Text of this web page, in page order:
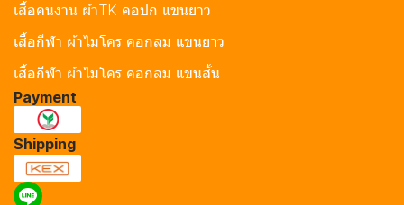
เสื้อคนงาน ผ้าTK คอปก แขนยาว
เสื้อกีฬา ผ้าไมโคร คอกลม แขนยาว
เสื้อกีฬา ผ้าไมโคร คอกลม แขนสั้น
Payment
Shipping